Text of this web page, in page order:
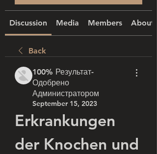
Discussion Media Members About
Back
100% Результат-
Одобрено
Администратором
September 15, 2023
Erkrankungen
der Knochen und